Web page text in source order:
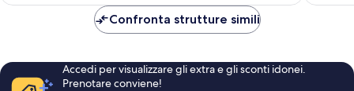
89 €
Confronta strutture simili
Accedi per visualizzare gli extra e gli sconti idonei.
Prenotare conviene!